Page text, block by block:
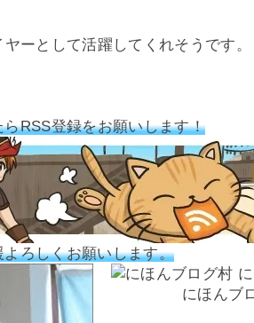
ーとして活躍してくれそうです。
RSS登録をお願いします！
ろしくお願いします。
にほんブ